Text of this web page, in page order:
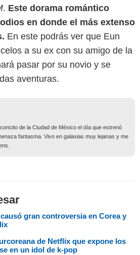
. Este dorama romántico
en donde el más extenso
En este podrás ver que Eun
a su ex con su amigo de la
pasar por su novio y se
aventuras.
de la Ciudad de México el día que estrenó
fantasma. Vivo en galaxias muy lejanas y me
gran controversia en Corea y
de Netflix que expone los
en un idol de k-pop